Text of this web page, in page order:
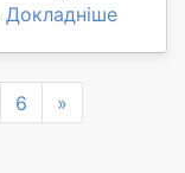
Докладніше
6 »